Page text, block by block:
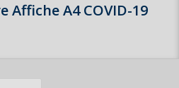
Affiche A4 COVID-19